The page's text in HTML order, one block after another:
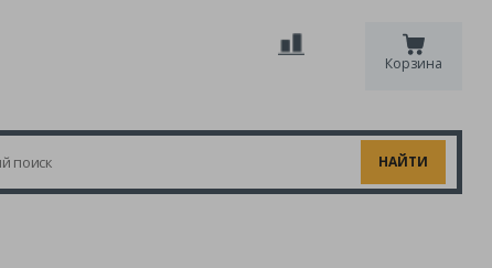
Корзина